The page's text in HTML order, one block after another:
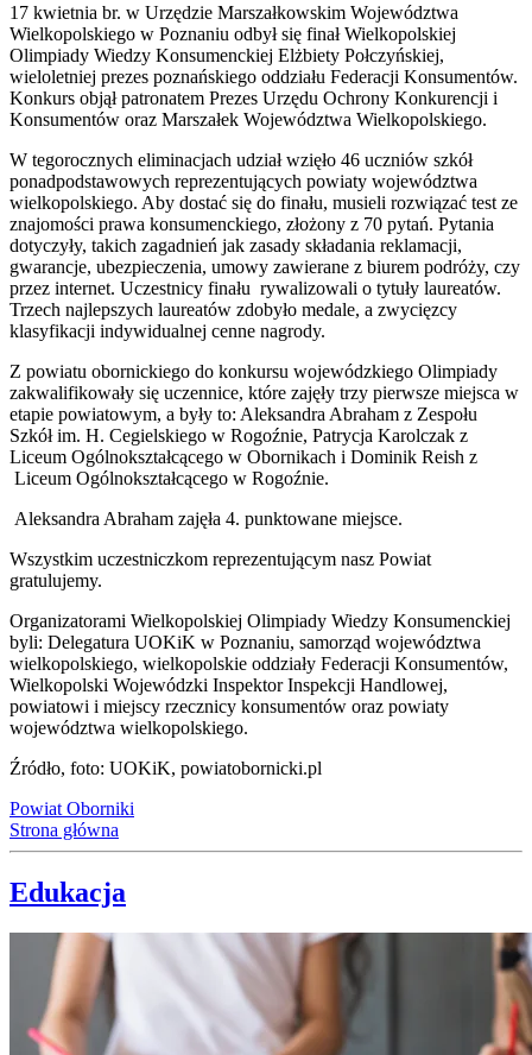
17 kwietnia br. w Urzędzie Marszałkowskim Województwa
Wielkopolskiego w Poznaniu odbył się finał Wielkopolskiej
Olimpiady Wiedzy Konsumenckiej Elżbiety Połczyńskiej,
wieloletniej prezes poznańskiego oddziału Federacji Konsumentów.
Konkurs objął patronatem Prezes Urzędu Ochrony Konkurencji i
Konsumentów oraz Marszałek Województwa Wielkopolskiego.
W tegorocznych eliminacjach udział wzięło 46 uczniów szkół
ponadpodstawowych reprezentujących powiaty województwa
wielkopolskiego. Aby dostać się do finału, musieli rozwiązać test ze
znajomości prawa konsumenckiego, złożony z 70 pytań. Pytania
dotyczyły, takich zagadnień jak zasady składania reklamacji,
gwarancje, ubezpieczenia, umowy zawierane z biurem podróży, czy
przez internet. Uczestnicy finału rywalizowali o tytuły laureatów.
Trzech najlepszych laureatów zdobyło medale, a zwycięzcy
klasyfikacji indywidualnej cenne nagrody.
Z powiatu obornickiego do konkursu wojewódzkiego Olimpiady
zakwalifikowały się uczennice, które zajęły trzy pierwsze miejsca w
etapie powiatowym, a były to: Aleksandra Abraham z Zespołu
Szkół im. H. Cegielskiego w Rogoźnie, Patrycja Karolczak z
Liceum Ogólnokształcącego w Obornikach i Dominik Reish z
Liceum Ogólnokształcącego w Rogoźnie.
Aleksandra Abraham zajęła 4. punktowane miejsce.
Wszystkim uczestniczkom reprezentującym nasz Powiat
gratulujemy.
Organizatorami Wielkopolskiej Olimpiady Wiedzy Konsumenckiej
byli: Delegatura UOKiK w Poznaniu, samorząd województwa
wielkopolskiego, wielkopolskie oddziały Federacji Konsumentów,
Wielkopolski Wojewódzki Inspektor Inspekcji Handlowej,
powiatowi i miejscy rzecznicy konsumentów oraz powiaty
województwa wielkopolskiego.
Źródło, foto: UOKiK, powiatobornicki.pl
Powiat Oborniki
Strona główna
Edukacja